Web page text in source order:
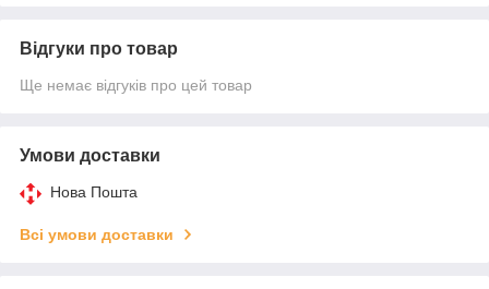
Відгуки про товар
Ще немає відгуків про цей товар
Умови доставки
Нова Пошта
Всі умови доставки